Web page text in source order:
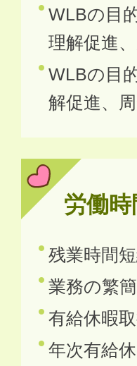
WLBの目
理解促進
WLBの目
解促進、
労働
残業時間
業務の繁
有給休暇
年次有給